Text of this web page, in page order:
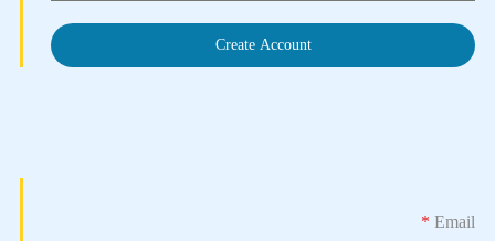
Create Account
Email
*